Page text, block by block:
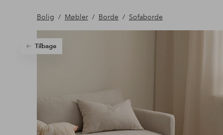
Bolig Møbler Borde Sofaborde
Tilbage